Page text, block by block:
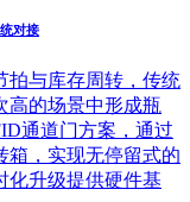
对接
拍与库存周转，传统
高的场景中形成瓶
通道门方案，通过
箱，实现无停留式的
化升级提供硬件基